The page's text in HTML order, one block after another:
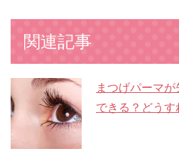
T
w
i
t
e
で
共
有
新
し
ィ
o
で
共
す
に
ク
リ
ッ
ク
し
て
く
G
e
で
共
(
新
関連記事
まつげパーマ
できる？どうす